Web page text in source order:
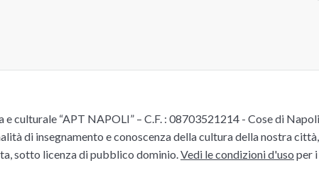
“APT NAPOLI” – C.F. : 08703521214 - Cose di
di insegnamento e conoscenza della cultura della nostra
sotto licenza di pubblico dominio.Vedi le condizioni d'uso per